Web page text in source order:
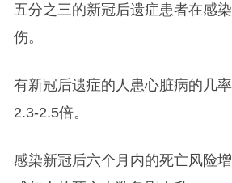
五分之三的新冠后遗症患者在感
伤。
有新冠后遗症的人患心脏病的几
2.3-2.5倍。
感染新冠后六个月内的死亡风险